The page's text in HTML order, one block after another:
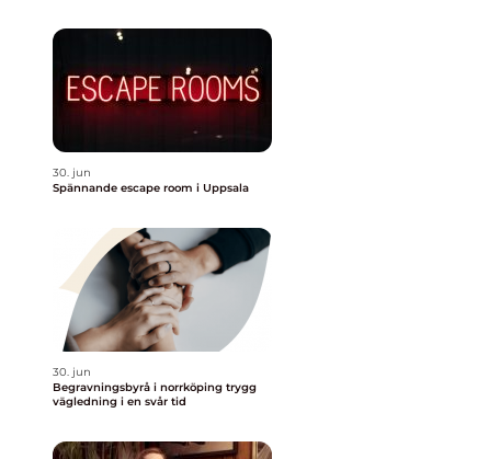
30. jun
Spännande escape room i Uppsala
30. jun
Begravningsbyrå i norrköping trygg
vägledning i en svår tid